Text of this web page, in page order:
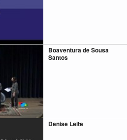
Boaventura de Sousa
Santos
Denise Leite